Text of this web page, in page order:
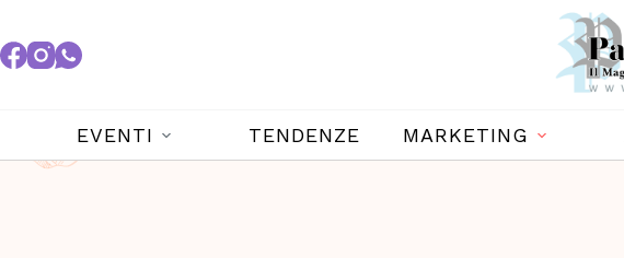
EVENTI TENDENZE MARKETING